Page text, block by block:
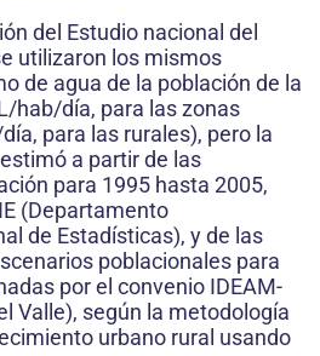
del Estudio nacional del
utilizaron los mismos
de agua de la población de la
hab/día, para las zonas
para las rurales), pero la
a partir de las
para 1995 hasta 2005,
(Departamento
de Estadísticas), y de las
poblacionales para
por el convenio IDEAM-
Valle), según la metodología
urbano rural usando